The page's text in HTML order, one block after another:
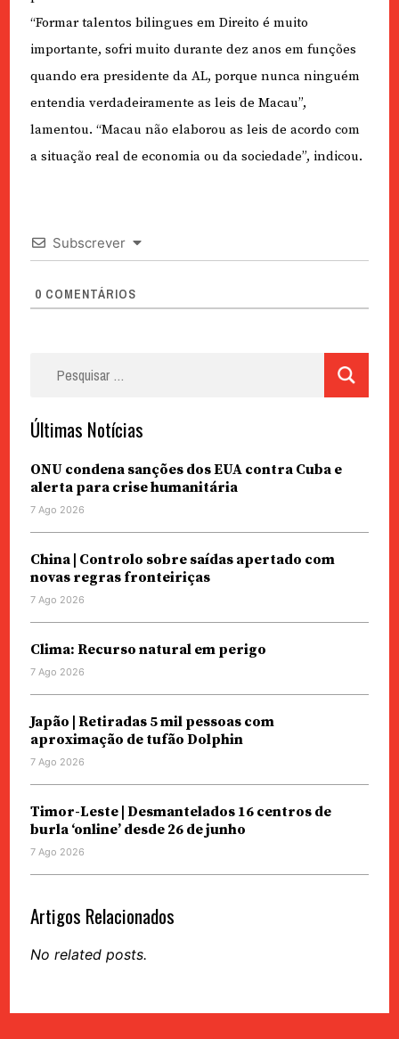
“Formar talentos bilingues em Direito é muito
importante, sofri muito durante dez anos em funções
quando era presidente da AL, porque nunca ninguém
entendia verdadeiramente as leis de Macau”,
lamentou. “Macau não elaborou as leis de acordo com
a situação real de economia ou da sociedade”, indicou.
Subscrever
0 COMENTÁRIOS
Últimas Notícias
ONU condena sanções dos EUA contra Cuba e
alerta para crise humanitária
7 Ago 2026
China | Controlo sobre saídas apertado com
novas regras fronteiriças
7 Ago 2026
Clima: Recurso natural em perigo
7 Ago 2026
Japão | Retiradas 5 mil pessoas com
aproximação de tufão Dolphin
7 Ago 2026
Timor-Leste | Desmantelados 16 centros de
burla ‘online’ desde 26 de junho
7 Ago 2026
Artigos Relacionados
No related posts.